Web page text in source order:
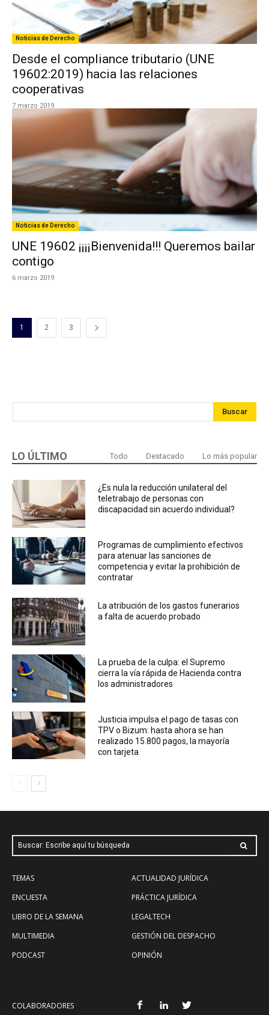
Noticias de Derecho
Desde el compliance tributario (UNE
19602:2019) hacia las relaciones
cooperativas
7 marzo 2019
Noticias de Derecho
UNE 19602 ¡¡¡¡Bienvenida!!! Queremos bailar
contigo
6 marzo 2019
1 2 3
Buscar
LO ÚLTIMO Todo Destacado Lo más popular
¿Es nula la reducción unilateral del
teletrabajo de personas con
discapacidad sin acuerdo individual?
Programas de cumplimiento efectivos
para atenuar las sanciones de
competencia y evitar la prohibición de
contratar
La atribución de los gastos funerarios
a falta de acuerdo probado
La prueba de la culpa: el Supremo
cierra la vía rápida de Hacienda contra
los administradores
Justicia impulsa el pago de tasas con
TPV o Bizum: hasta ahora se han
realizado 15.800 pagos, la mayoría
con tarjeta
Buscar: Escribe aquí tu búsqueda
TEMAS
ENCUESTA
LIBRO DE LA SEMANA
MULTIMEDIA
PODCAST
ACTUALIDAD JURÍDICA
PRÁCTICA JURÍDICA
LEGALTECH
GESTIÓN DEL DESPACHO
OPINIÓN
COLABORADORES